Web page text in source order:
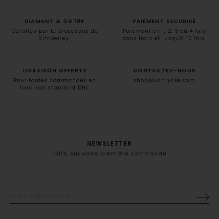
DIAMANT & OR 18K
Certifiés par le processus de
Kimberley.
PAIEMENT SECURISÉ
Paiement en 1, 2, 3 ou 4 fois
sans frais et jusqu'à 10 fois.
LIVRAISON OFFERTE
Pour toutes commandes en
livraison standard DHL.
CONTACTEZ-NOUS
shop@vanrycke.com
NEWSLETTER
-10% sur votre première commande